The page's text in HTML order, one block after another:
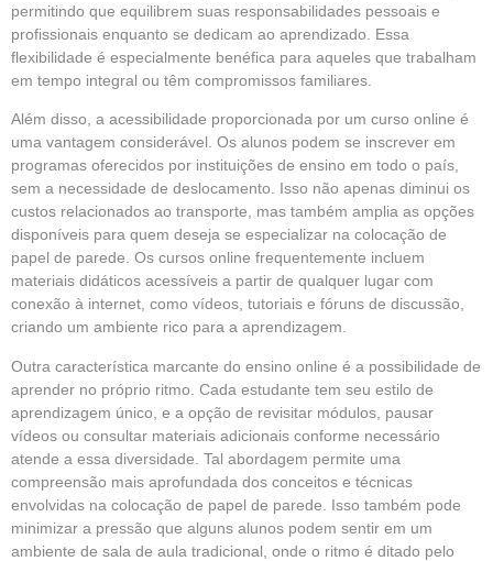
permitindo que equilibrem suas responsabilidades pessoais e
profissionais enquanto se dedicam ao aprendizado. Essa
flexibilidade é especialmente benéfica para aqueles que trabalham
em tempo integral ou têm compromissos familiares.
Além disso, a acessibilidade proporcionada por um curso online é
uma vantagem considerável. Os alunos podem se inscrever em
programas oferecidos por instituições de ensino em todo o país,
sem a necessidade de deslocamento. Isso não apenas diminui os
custos relacionados ao transporte, mas também amplia as opções
disponíveis para quem deseja se especializar na colocação de
papel de parede. Os cursos online frequentemente incluem
materiais didáticos acessíveis a partir de qualquer lugar com
conexão à internet, como vídeos, tutoriais e fóruns de discussão,
criando um ambiente rico para a aprendizagem.
Outra característica marcante do ensino online é a possibilidade de
aprender no próprio ritmo. Cada estudante tem seu estilo de
aprendizagem único, e a opção de revisitar módulos, pausar
vídeos ou consultar materiais adicionais conforme necessário
atende a essa diversidade. Tal abordagem permite uma
compreensão mais aprofundada dos conceitos e técnicas
envolvidas na colocação de papel de parede. Isso também pode
minimizar a pressão que alguns alunos podem sentir em um
ambiente de sala de aula tradicional, onde o ritmo é ditado pelo